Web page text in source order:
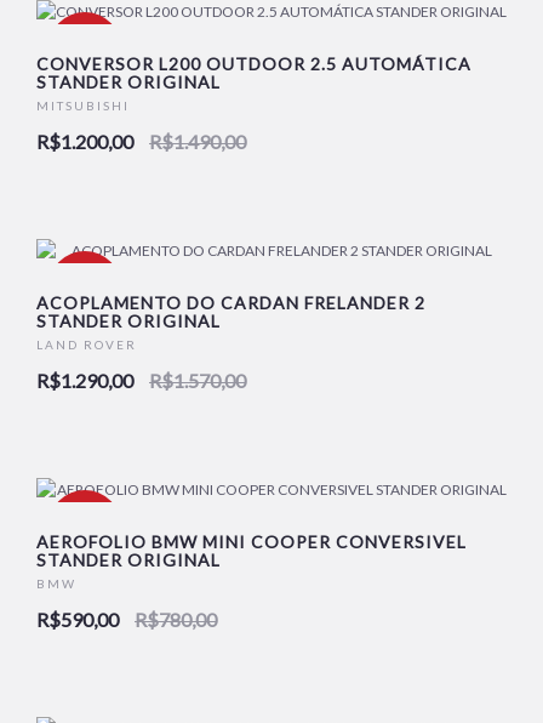
CONVERSOR L200 OUTDOOR 2.5 AUTOMÁTICA
STANDER ORIGINAL
MITSUBISHI
R$1.200,00 R$1.490,00
ACOPLAMENTO DO CARDAN FRELANDER 2
STANDER ORIGINAL
LAND ROVER
R$1.290,00 R$1.570,00
AEROFOLIO BMW MINI COOPER CONVERSIVEL
STANDER ORIGINAL
BMW
R$590,00 R$780,00